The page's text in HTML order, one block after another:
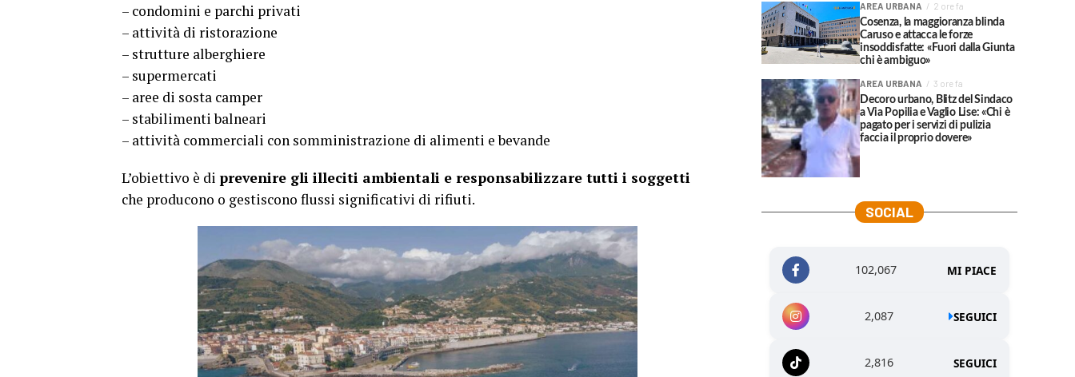
– condomini e parchi privati
– attività di ristorazione
– strutture alberghiere
– supermercati
– aree di sosta camper
– stabilimenti balneari
– attività commerciali con somministrazione di alimenti e bevande
L’obiettivo è di prevenire gli illeciti ambientali e responsabilizzare tutti i soggetti
che producono o gestiscono flussi significativi di rifiuti.
AREA URBANA 2 ore fa
Cosenza, la maggioranza blinda
Caruso e attacca le forze
insoddisfatte: «Fuori dalla Giunta
chi è ambiguo»
AREA URBANA 3 ore fa
Decoro urbano, Blitz del Sindaco
a Via Popilia e Vaglio Lise: «Chi è
pagato per i servizi di pulizia
faccia il proprio dovere»
SOCIAL
102,067 MI PIACE
2,087 SEGUICI
2,816 SEGUICI